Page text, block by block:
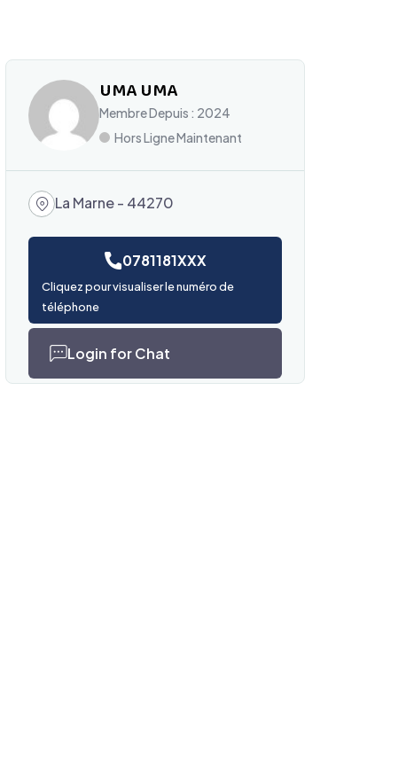
UMA UMA
Membre Depuis : 2024
Hors Ligne Maintenant
La Marne - 44270
0781181XXX
Cliquez pour visualiser le numéro de
téléphone
Login for Chat